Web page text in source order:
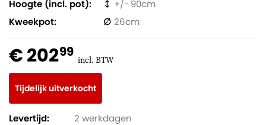
Hoogte (incl. pot)
90
Kweekpot
26
€ 20299 incl. BTW
Tijdelijk uitverkocht
Levertijd:
2 werkdagen